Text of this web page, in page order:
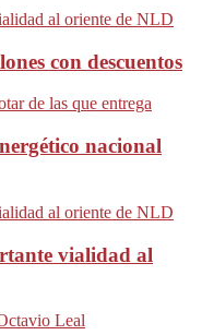
con descuentos
nacional
vialidad al